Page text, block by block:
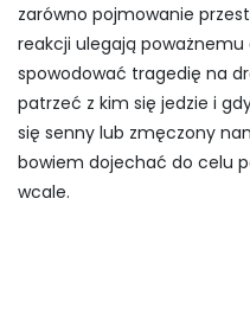
zarówno pojmowanie
reakcji ulegają poważnemu
spowodować tragedię na
patrzeć z kim się jedzie i
się senny lub zmęczony
bowiem dojechać do celu
wcale.